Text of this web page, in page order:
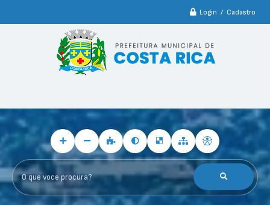
Login / Cadastro
O que voce procura?